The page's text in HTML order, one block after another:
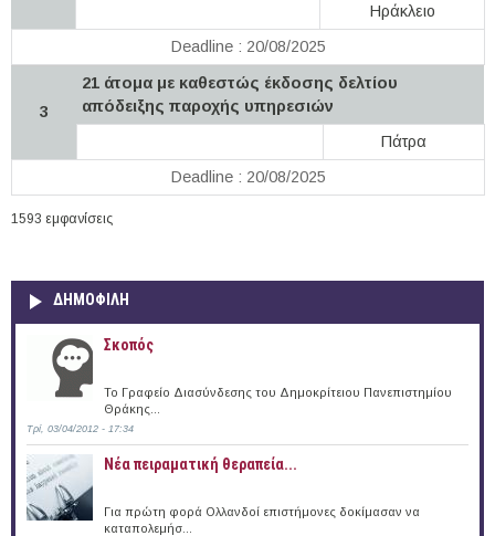
Ηράκλειο
Deadline : 20/08/2025
3
21 άτομα με καθεστώς έκδοσης δελτίου
απόδειξης παροχής υπηρεσιών
Πάτρα
Deadline : 20/08/2025
1593 εμφανίσεις
ΔΗΜΟΦΙΛΗ
Σκοπός
Το Γραφείο Διασύνδεσης του Δημοκρίτειου Πανεπιστημίου
Θράκης...
Τρί, 03/04/2012 - 17:34
Νέα πειραματική θεραπεία...
Για πρώτη φορά Ολλανδοί επιστήμονες δοκίμασαν να
καταπολεμήσ...